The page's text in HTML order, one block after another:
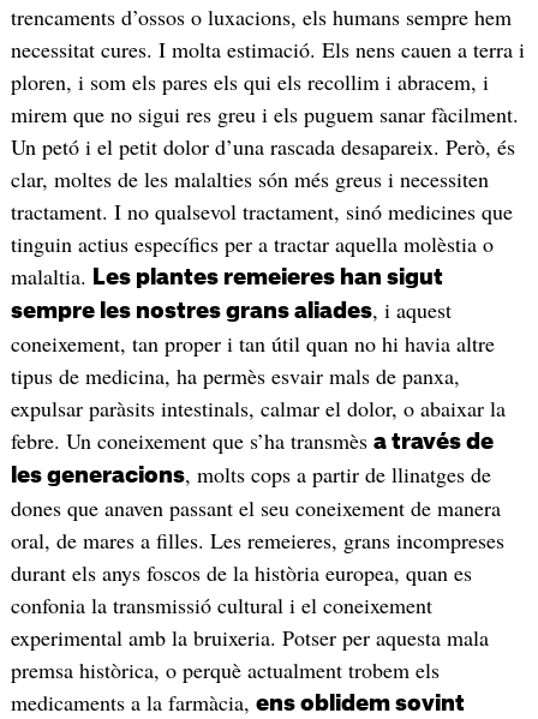
trencaments d’ossos o luxacions, els humans sempre hem
necessitat cures. I molta estimació. Els nens cauen a terra i
ploren, i som els pares els qui els recollim i abracem, i
mirem que no sigui res greu i els puguem sanar fàcilment.
Un petó i el petit dolor d’una rascada desapareix. Però, és
clar, moltes de les malalties són més greus i necessiten
tractament. I no qualsevol tractament, sinó medicines que
tinguin actius específics per a tractar aquella molèstia o
malaltia.
Les plantes remeieres han sigut
sempre les nostres grans aliades, i aquest
coneixement, tan proper i tan útil quan no hi havia altre
tipus de medicina, ha permès esvair mals de panxa,
expulsar paràsits intestinals, calmar el dolor, o abaixar la
febre. Un coneixement que s’ha transmès a través de
les generacions, molts cops a partir de llinatges de
dones que anaven passant el seu coneixement de manera
oral, de mares a filles. Les remeieres, grans incompreses
durant els anys foscos de la història europea, quan es
confonia la transmissió cultural i el coneixement
experimental amb la bruixeria. Potser per aquesta mala
premsa històrica, o perquè actualment trobem els
medicaments a la farmàcia, ens oblidem sovint